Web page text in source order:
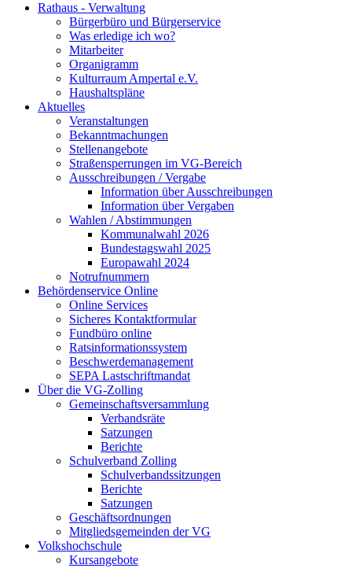
Rathaus - Verwaltung
Bürgerbüro und Bürgerservice
Was erledige ich wo?
Mitarbeiter
Organigramm
Kulturraum Ampertal e.V.
Haushaltspläne
Aktuelles
Veranstaltungen
Bekanntmachungen
Stellenangebote
Straßensperrungen im VG-Bereich
Ausschreibungen / Vergabe
Information über Ausschreibungen
Information über Vergaben
Wahlen / Abstimmungen
Kommunalwahl 2026
Bundestagswahl 2025
Europawahl 2024
Notrufnummern
Behördenservice Online
Online Services
Sicheres Kontaktformular
Fundbüro online
Ratsinformationssystem
Beschwerdemanagement
SEPA Lastschriftmandat
Über die VG-Zolling
Gemeinschaftsversammlung
Verbandsräte
Satzungen
Berichte
Schulverband Zolling
Schulverbandssitzungen
Berichte
Satzungen
Geschäftsordnungen
Mitgliedsgemeinden der VG
Volkshochschule
Kursangebote